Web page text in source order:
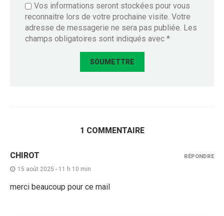
Vos informations seront stockées pour vous
reconnaitre lors de votre prochaine visite. Votre
adresse de messagerie ne sera pas publiée. Les
champs obligatoires sont indiqués avec *
1 COMMENTAIRE
CHIROT
15 août 2025 - 11 h 10 min
merci beaucoup pour ce mail
RÉPONDRE